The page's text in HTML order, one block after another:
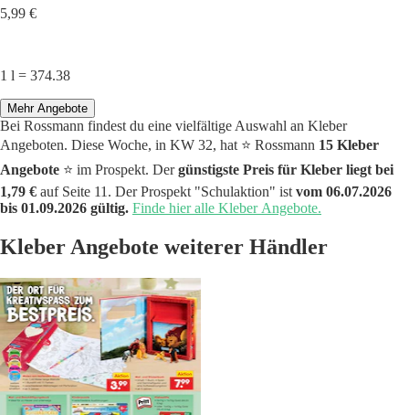
5,99 €
1 l = 374.38
Mehr Angebote
Bei Rossmann findest du eine vielfältige Auswahl an Kleber
Angeboten. Diese Woche, in KW 32, hat ⭐️ Rossmann 15 Kleber
Angebote ⭐️ im Prospekt. Dergünstigste Preis für Kleber liegt bei
1,79 € auf Seite 11. Der Prospekt "Schulaktion" ist vom 06.07.2026
bis 01.09.2026 gültig. Finde hier alle Kleber Angebote.
Kleber Angebote weiterer Händler